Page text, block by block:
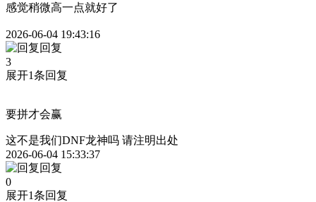
感觉稍微高一点就好了
2026-06-04 19:43:16
回复
3
展开1条回复
要拼才会赢
这不是我们DNF龙神吗 请注明出处
2026-06-04 15:33:37
回复
0
展开1条回复